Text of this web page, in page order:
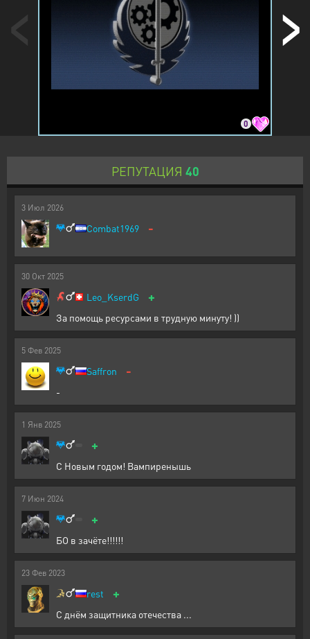
0
РЕПУТАЦИЯ 40
3 Июл 2026
Combat1969 -
30 Окт 2025
Leo_KserdG +
За помощь ресурсами в трудную минуту! ))
5 Фев 2025
Saffron -
-
1 Янв 2025
+
С Новым годом! Вампиренышь
7 Июн 2024
+
БО в зачёте!!!!!!
23 Фев 2023
rest +
С днём защитника отечества ...